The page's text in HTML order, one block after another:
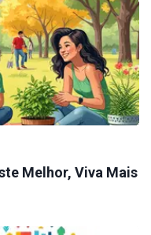
Melhor, Viva Mais